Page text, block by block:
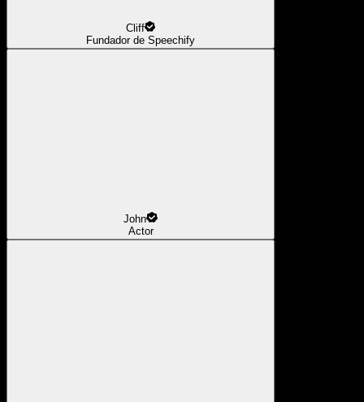
Cliff
Fundador de Speechify
John
Actor